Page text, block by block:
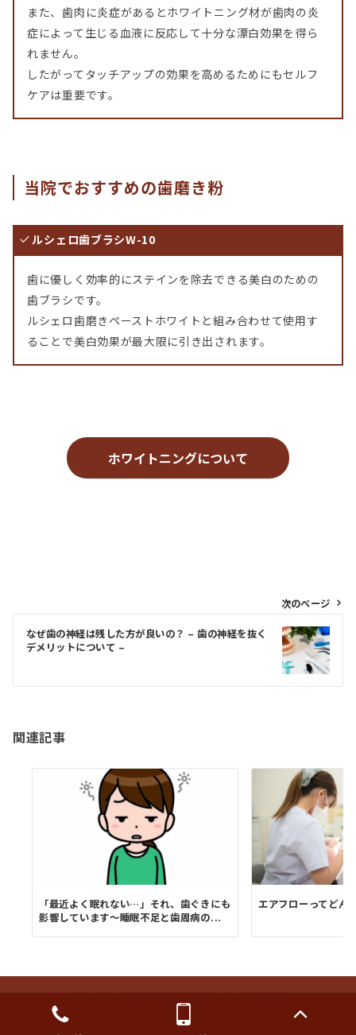
また、歯肉に炎症があるとホワイトニング材が歯肉の炎
症によって生じる血液に反応して十分な漂白効果を得ら
れません。
したがってタッチアップの効果を高めるためにもセルフ
ケアは重要です。
当院でおすすめの歯磨き粉
ルシェロ歯ブラシW-10
歯に優しく効率的にステインを除去できる美白のための
歯ブラシです。
ルシェロ歯磨きペーストホワイトと組み合わせて使用す
ることで美白効果が最大限に引き出されます。
ホワイトニングについて
稿
ビ
ー
次のページ
なぜ歯の神経は残した方が良いの？ – 歯の神経を抜く
デメリットについて –
関連記事
「最近よく眠れない…」それ、歯ぐきにも
影響しています〜睡眠不足と歯周病の...
エアフローってどん